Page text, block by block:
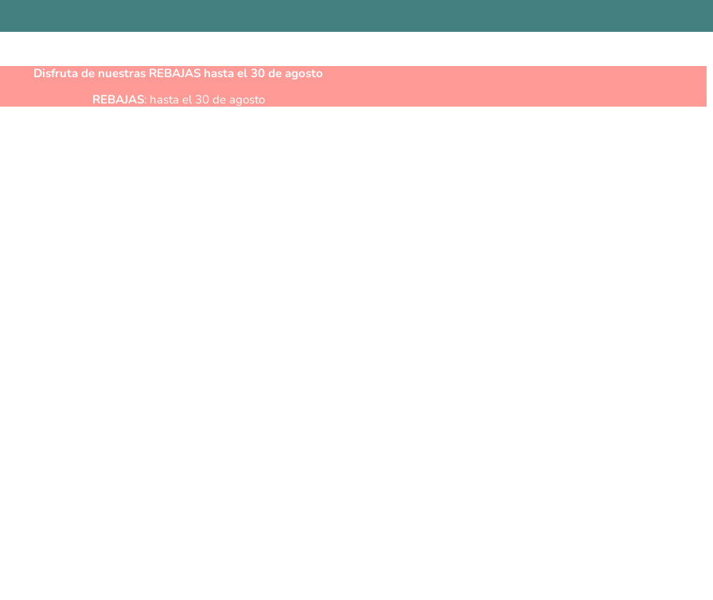
Disfruta de nuestras REBAJAS hasta el 30 de agosto
REBAJAS: hasta el 30 de agosto